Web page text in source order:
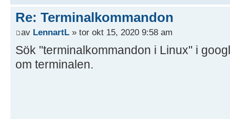
Re: Terminalkommandon
av LennartL » tor okt 15, 2020 9:58 am
Sök "terminalkommandon i Linux" i
om terminalen.